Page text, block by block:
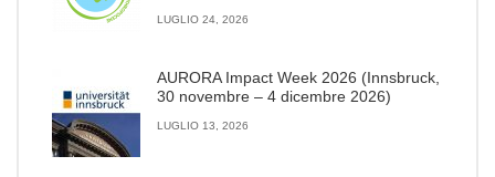
LUGLIO 24, 2026
AURORA Impact Week 2026 (Innsbruck,
30 novembre – 4 dicembre 2026)
LUGLIO 13, 2026